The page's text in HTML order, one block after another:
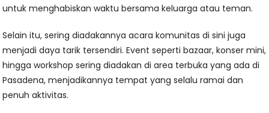
untuk menghabiskan waktu bersama keluarga atau teman.
Selain itu, sering diadakannya acara komunitas di sini juga
menjadi daya tarik tersendiri. Event seperti bazaar, konser mini,
hingga workshop sering diadakan di area terbuka yang ada di
Pasadena, menjadikannya tempat yang selalu ramai dan
penuh aktivitas.